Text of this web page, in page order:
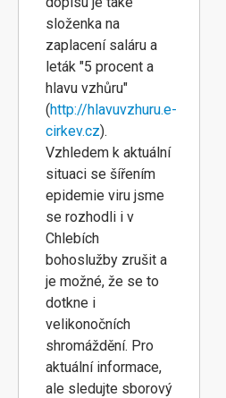
složenka na
zaplacení saláru a
leták "5 procent a
hlavu vzhůru"
(http://hlavuvzhuru.e-
cirkev.cz).
Vzhledem k aktuální
situaci se šířením
epidemie viru jsme
se rozhodli i v
Chlebích
bohoslužby zrušit a
je možné, že se to
dotkne i
velikonočních
shromáždění. Pro
aktuální informace,
ale sledujte sborový